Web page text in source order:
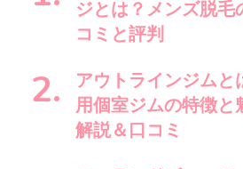
?
ジとは？メンズ脱毛
コミと評判
アウトラインジムと
用個室ジムの特徴と
解説＆口コミ